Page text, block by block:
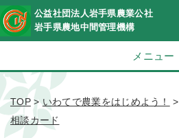
公益社団法人岩手県農業公社
岩手県農地中間管理機構
メニュー
TOP>いわてで農業をはじめよう！ >
相談カード